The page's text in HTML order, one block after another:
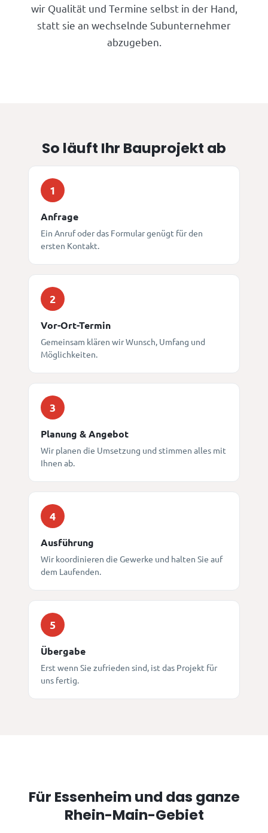
wir Qualität und Termine selbst in der Hand,
statt sie an wechselnde Subunternehmer
abzugeben.
So läuft Ihr Bauprojekt ab
1
Anfrage
Ein Anruf oder das Formular genügt für den
ersten Kontakt.
2
Vor-Ort-Termin
Gemeinsam klären wir Wunsch, Umfang und
Möglichkeiten.
3
Planung & Angebot
Wir planen die Umsetzung und stimmen alles mit
Ihnen ab.
4
Ausführung
Wir koordinieren die Gewerke und halten Sie auf
dem Laufenden.
5
Übergabe
Erst wenn Sie zufrieden sind, ist das Projekt für
uns fertig.
Für Essenheim und das ganze
Rhein-Main-Gebiet